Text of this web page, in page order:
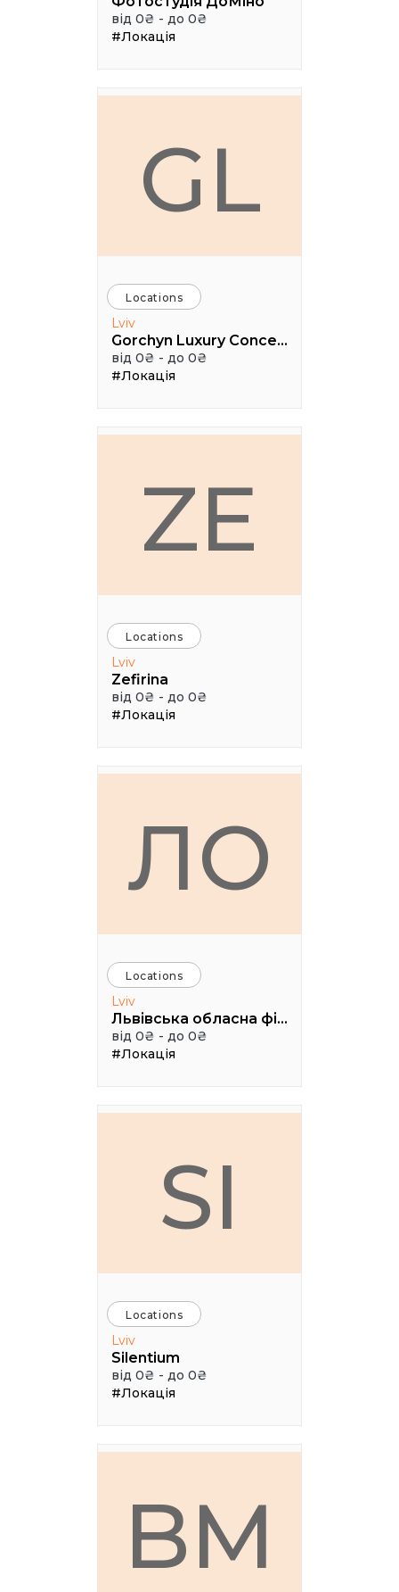
від 0₴ - до 0₴
#Локація
GL
Locations
Lviv
Gorchyn Luxury Concept House
від 0₴ - до 0₴
#Локація
ZE
Locations
Lviv
Zefirina
від 0₴ - до 0₴
#Локація
ЛО
Locations
Lviv
Львівська обласна філармонія (Камерна сцена, 3 поверх), Чайковського 7
від 0₴ - до 0₴
#Локація
SI
Locations
Lviv
Silentium
від 0₴ - до 0₴
#Локація
BM